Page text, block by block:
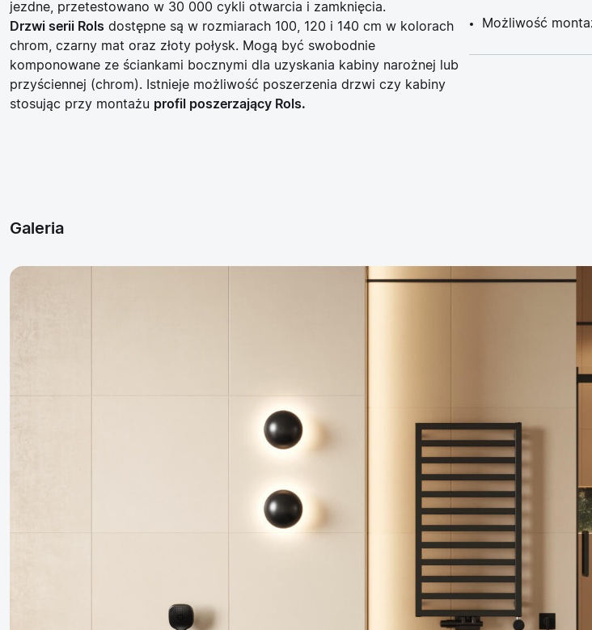
jezdne, przetestowano w 30 000 cykli otwarcia i zamknięcia.
Drzwi serii Rols dostępne są w rozmiarach 100, 120 i 140 cm w kolorach
chrom, czarny mat oraz złoty połysk. Mogą być swobodnie
komponowane ze ściankami bocznymi dla uzyskania kabiny narożnej lub
przyściennej (chrom). Istnieje możliwość poszerzenia drzwi czy kabiny
stosując przy montażu profil poszerzający Rols.
Możliwość
Galeria